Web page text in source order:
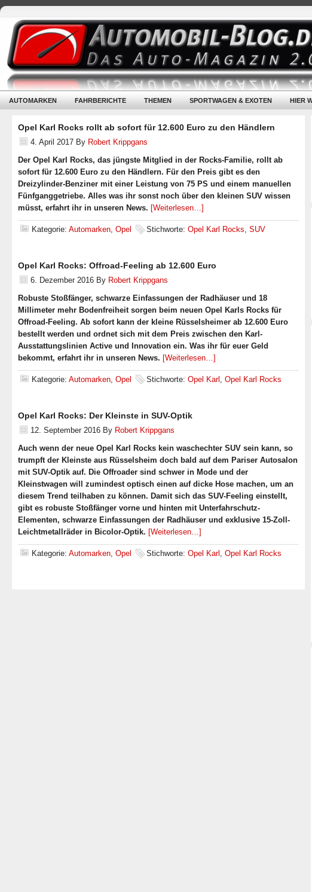
AUTOMARKEN FAHRBERICHTE THEMEN SPORTWAGEN & EXOTEN HIER
Opel Karl Rocks rollt ab sofort für 12.600 Euro zu den Händlern
4. April 2017 By Robert Krippgans
Der Opel Karl Rocks, das jüngste Mitglied in der Rocks-Familie, rollt ab
sofort für 12.600 Euro zu den Händlern. Für den Preis gibt es den
Dreizylinder-Benziner mit einer Leistung von 75 PS und einem manuellen
Fünfganggetriebe. Alles was ihr sonst noch über den kleinen SUV wissen
müsst, erfahrt ihr in unseren News. [Weiterlesen…]
Kategorie: Automarken, Opel Stichworte: Opel Karl Rocks, SUV
Opel Karl Rocks: Offroad-Feeling ab 12.600 Euro
6. Dezember 2016 By Robert Krippgans
Robuste Stoßfänger, schwarze Einfassungen der Radhäuser und 18
Millimeter mehr Bodenfreiheit sorgen beim neuen Opel Karls Rocks für
Offroad-Feeling. Ab sofort kann der kleine Rüsselsheimer ab 12.600 Euro
bestellt werden und ordnet sich mit dem Preis zwischen den Karl-
Ausstattungslinien Active und Innovation ein. Was ihr für euer Geld
bekommt, erfahrt ihr in unseren News. [Weiterlesen…]
Kategorie: Automarken, Opel Stichworte: Opel Karl , Opel Karl Rocks
Opel Karl Rocks: Der Kleinste in SUV-Optik
12. September 2016 By Robert Krippgans
Auch wenn der neue Opel Karl Rocks kein waschechter SUV sein kann, so
trumpft der Kleinste aus Rüsselsheim doch bald auf dem Pariser Autosalon
mit SUV-Optik auf. Die Offroader sind schwer in Mode und der
Kleinstwagen will zumindest optisch einen auf dicke Hose machen, um an
diesem Trend teilhaben zu können. Damit sich das SUV-Feeling einstellt,
gibt es robuste Stoßfänger vorne und hinten mit Unterfahrschutz-
Elementen, schwarze Einfassungen der Radhäuser und exklusive 15-Zoll-
Leichtmetallräder in Bicolor-Optik. [Weiterlesen…]
Kategorie: Automarken, Opel Stichworte: Opel Karl , Opel Karl Rocks